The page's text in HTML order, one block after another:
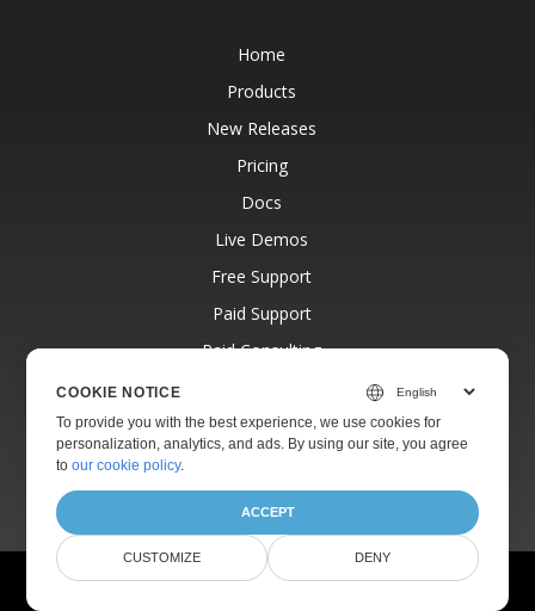
Home
Products
New Releases
Pricing
Docs
Live Demos
Free Support
Paid Support
Paid Consulting
Websites
© Aspose Pty Ltd 2001-2026.All Rights Reserved.
COOKIE NOTICE
To provide you with the best experience, we use cookies for
personalization, analytics, and ads. By using our site, you agree
toour cookie policy.
ACCEPT
CUSTOMIZE DENY